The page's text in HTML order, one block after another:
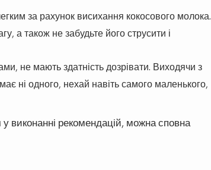
за рахунок висихання кокосового молока.
а також не забудьте його струсити і
не мають здатність дозрівати. Виходячи з
ні одного, нехай навіть самого маленького,
рекомендацій, можна сповна